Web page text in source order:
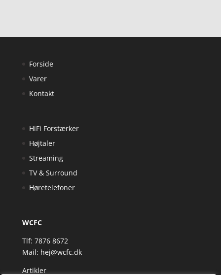
Forside
Varer
Kontakt
HiFi Forstærker
Højtaler
Streaming
TV & Surround
Høretelefoner
WCFC
Tlf: 7876 8672
Mail: hej@wcfc.dk
Artikler